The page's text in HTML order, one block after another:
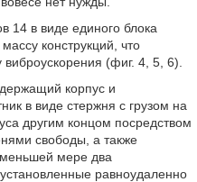
14 в виде единого блока
конструкций, что
(фиг. 4, 5, 6).
корпус и
в виде стержня с грузом на
другим концом посредством
свободы, а также
мере два
равноудаленно